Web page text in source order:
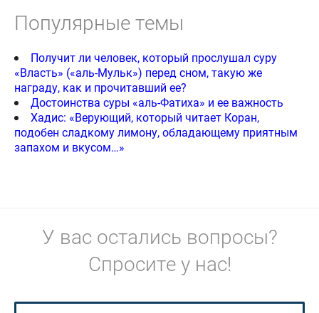
Популярные темы
Получит ли человек, который прослушал суру
«Власть» («аль-Мульк») перед сном, такую же
награду, как и прочитавший ее?
Достоинства суры «аль-Фатиха» и ее важность
Хадис: «Верующий, который читает Коран,
подобен сладкому лимону, обладающему приятным
запахом и вкусом…»
У вас остались вопросы?
Спросите у нас!